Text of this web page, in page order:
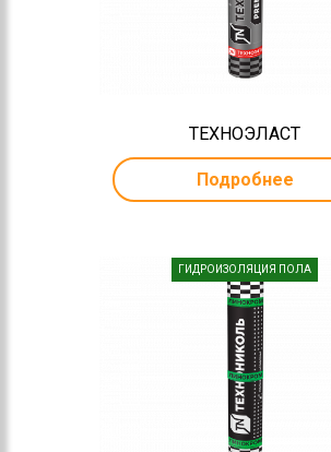
ТЕХНОЭЛАСТ
Подробнее
ГИДРОИЗОЛЯЦИЯ ПОЛА